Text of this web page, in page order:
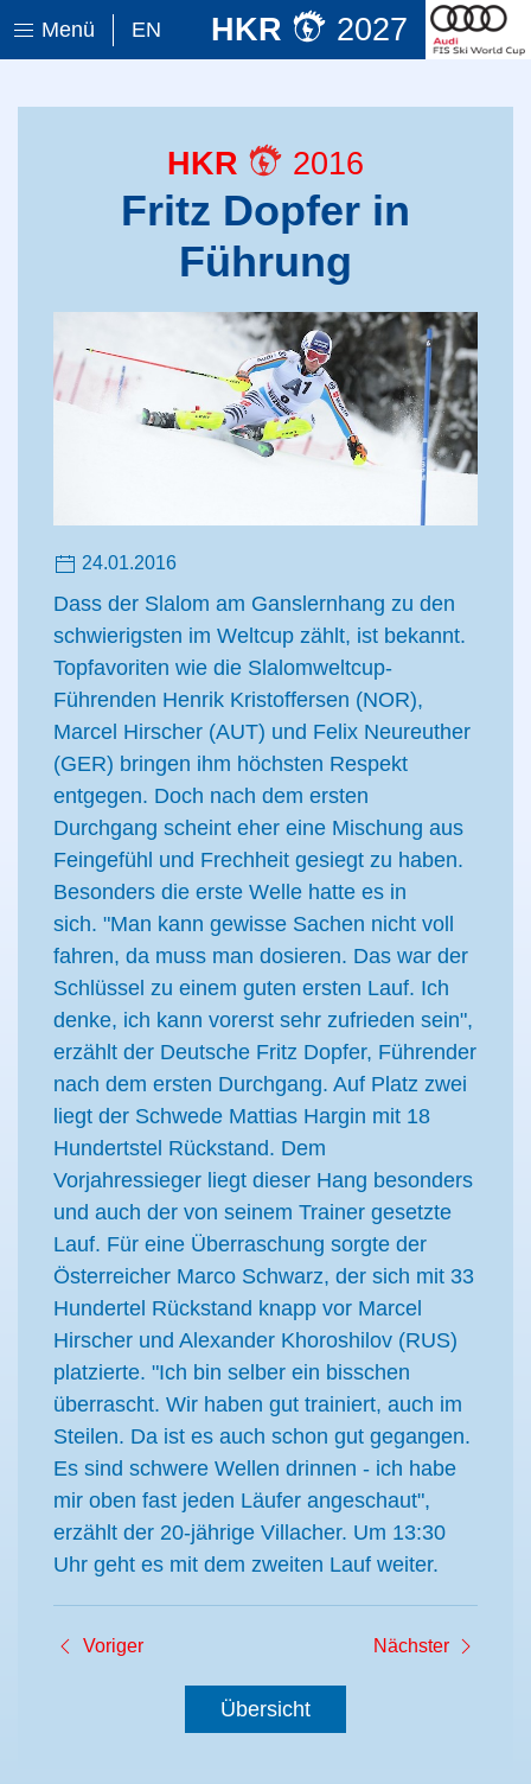
Menü EN HKR 2027
HKR 2016
Fritz Dopfer in
Führung
24.01.2016
Dass der Slalom am Ganslernhang zu den
schwierigsten im Weltcup zählt, ist bekannt.
Topfavoriten wie die Slalomweltcup-
Führenden Henrik Kristoffersen (NOR),
Marcel Hirscher (AUT) und Felix Neureuther
(GER) bringen ihm höchsten Respekt
entgegen. Doch nach dem ersten
Durchgang scheint eher eine Mischung aus
Feingefühl und Frechheit gesiegt zu haben.
Besonders die erste Welle hatte es in
sich. "Man kann gewisse Sachen nicht voll
fahren, da muss man dosieren. Das war der
Schlüssel zu einem guten ersten Lauf. Ich
denke, ich kann vorerst sehr zufrieden sein",
erzählt der Deutsche Fritz Dopfer, Führender
nach dem ersten Durchgang. Auf Platz zwei
liegt der Schwede Mattias Hargin mit 18
Hundertstel Rückstand. Dem
Vorjahressieger liegt dieser Hang besonders
und auch der von seinem Trainer gesetzte
Lauf. Für eine Überraschung sorgte der
Österreicher Marco Schwarz, der sich mit 33
Hundertel Rückstand knapp vor Marcel
Hirscher und Alexander Khoroshilov (RUS)
platzierte. "Ich bin selber ein bisschen
überrascht. Wir haben gut trainiert, auch im
Steilen. Da ist es auch schon gut gegangen.
Es sind schwere Wellen drinnen - ich habe
mir oben fast jeden Läufer angeschaut",
erzählt der 20-jährige Villacher. Um 13:30
Uhr geht es mit dem zweiten Lauf weiter.
Voriger Nächster
Übersicht